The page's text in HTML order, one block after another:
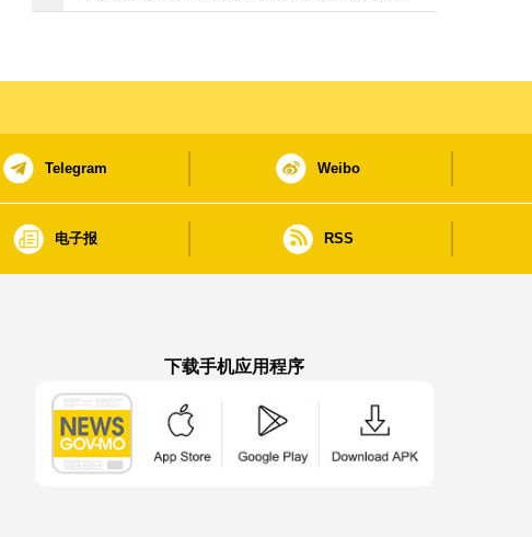
施
Telegram Weibo
电子报 RSS
下载手机应用程序